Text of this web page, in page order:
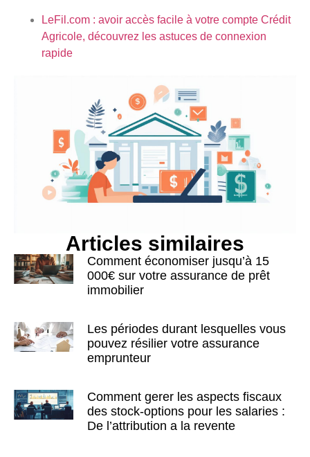
LeFil.com : avoir accès facile à votre compte Crédit
Agricole, découvrez les astuces de connexion
rapide
Articles similaires
Comment économiser jusqu’à 15
000€ sur votre assurance de prêt
immobilier
Les périodes durant lesquelles vous
pouvez résilier votre assurance
emprunteur
Comment gerer les aspects fiscaux
des stock-options pour les salaries :
De l’attribution a la revente